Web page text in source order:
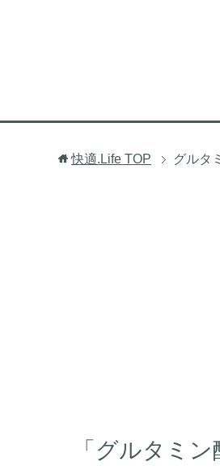
快適.Life TOP グルタ
「グルタミ